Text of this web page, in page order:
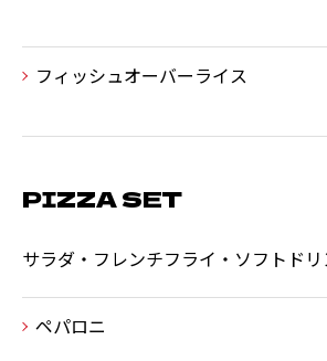
フィッシュオーバーライス
PIZZA SET
サラダ・フレンチフライ・ソフトドリ
ペパロニ